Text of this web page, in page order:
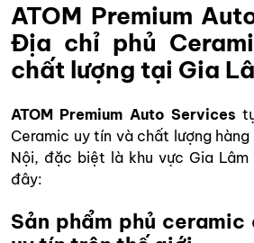
ATOM Premium
Địa chỉ phủ
chất lượng tại Gia
ATOM Premium Auto Services
Ceramic uy tín và chất lượng
Nội, đặc biệt là khu vực Gia
đây:
Sản phẩm phủ ceramic